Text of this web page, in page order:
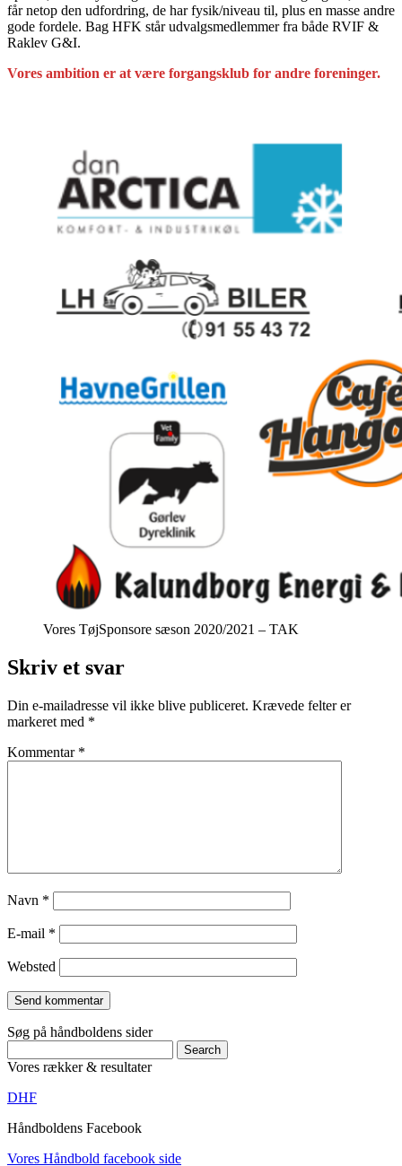
får netop den udfordring, de har fysik/niveau til, plus en masse andre
gode fordele. Bag HFK står udvalgsmedlemmer fra både RVIF &
Raklev G&I.
Vores ambition er at være forgangsklub for andre foreninger.
Vores TøjSponsore sæson 2020/2021 – TAK
Skriv et svar
Din e-mailadresse vil ikke blive publiceret. Krævede felter er
markeret med *
Kommentar *
Navn *
E-mail *
Websted
Søg på håndboldens sider
Vores rækker & resultater
DHF
Håndboldens Facebook
Vores Håndbold facebook side